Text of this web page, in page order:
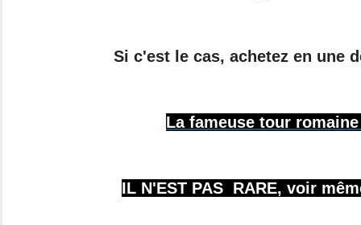
Si c'est le cas, achetez en une
La fameuse tour
IL N'EST PAS RARE, voir